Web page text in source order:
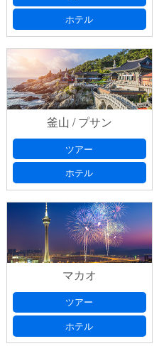
ホテル
釜山 / プサン
ツアー
ホテル
マカオ
ツアー
ホテル